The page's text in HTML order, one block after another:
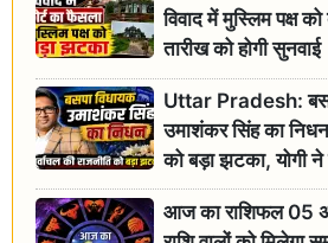
विवाद में मुस्लिम पक्ष
तारीख को होगी सुनवाई
Uttar Pradesh:
उमाशंकर सिंह का निधन
को बड़ा झटका, योगी
आज का राशिफल 05